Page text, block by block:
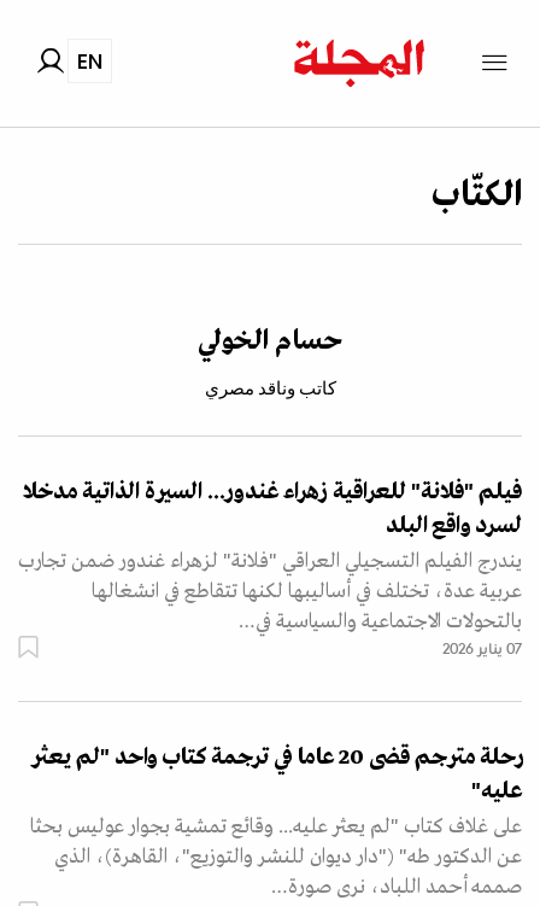
EN
الكتّاب
حسام الخولي
كاتب وناقد مصري
فيلم "فلانة" للعراقية زهراء غندور... السيرة الذاتية مدخلا
لسرد واقع البلد
يندرج الفيلم التسجيلي العراقي "فلانة" لزهراء غندور ضمن تجارب
عربية عدة، تختلف في أساليبها لكنها تتقاطع في انشغالها
بالتحولات الاجتماعية والسياسية في…
07 يناير 2026
رحلة مترجم قضى 20 عاما في ترجمة كتاب واحد "لم يعثر
عليه"
على غلاف كتاب "لم يعثر عليه... وقائع تمشية بجوار عوليس بحثا
عن الدكتور طه" ("دار ديوان للنشر والتوزيع"، القاهرة)، الذي
صممه أحمد اللباد، نرى صورة…